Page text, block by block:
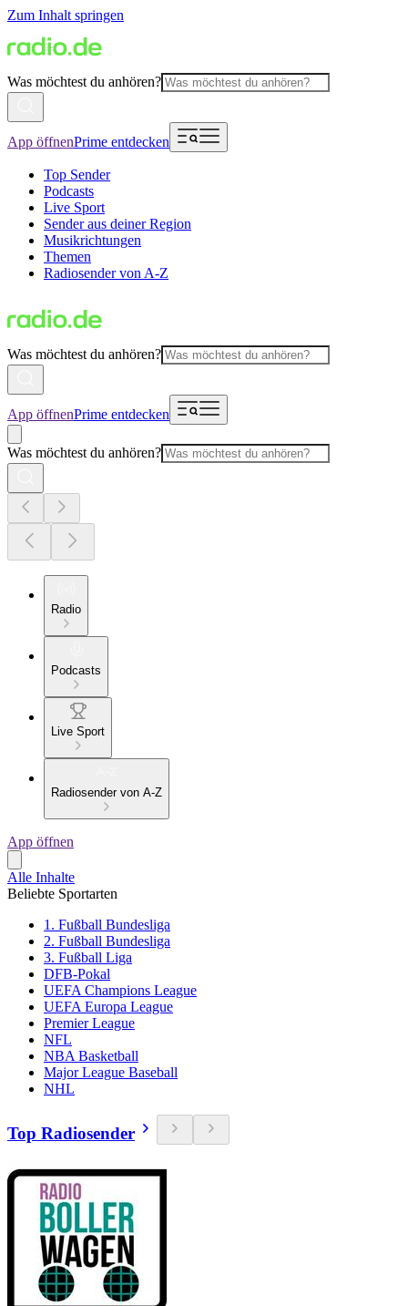
Zum Inhalt springen
Was möchtest du anhören?
App öffnenPrime entdecken
Top Sender
Podcasts
Live Sport
Sender aus deiner Region
Musikrichtungen
Themen
Radiosender von A-Z
Was möchtest du anhören?
App öffnenPrime entdecken
Was möchtest du anhören?
Radio
Podcasts
Live Sport
Radiosender von A-Z
App öffnen
Alle Inhalte
Beliebte Sportarten
1. Fußball Bundesliga
2. Fußball Bundesliga
3. Fußball Liga
DFB-Pokal
UEFA Champions League
UEFA Europa League
Premier League
NFL
NBA Basketball
Major League Baseball
NHL
Top Radiosender